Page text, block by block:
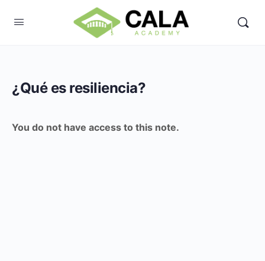
¿Qué es resiliencia?
You do not have access to this note.